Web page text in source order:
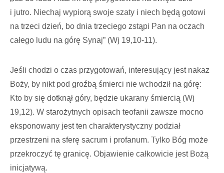
i jutro. Niechaj wypiorą swoje szaty i niech będą gotowi
na trzeci dzień, bo dnia trzeciego zstąpi Pan na oczach
całego ludu na górę Synaj” (Wj 19,10-11).
Jeśli chodzi o czas przygotowań, interesujący jest nakaz
Boży, by nikt pod groźbą śmierci nie wchodził na górę:
Kto by się dotknął góry, będzie ukarany śmiercią (Wj
19,12). W starożytnych opisach teofanii zawsze mocno
eksponowany jest ten charakterystyczny podział
przestrzeni na sferę sacrum i profanum. Tylko Bóg może
przekroczyć tę granicę. Objawienie całkowicie jest Bożą
inicjatywą.